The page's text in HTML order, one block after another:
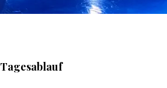
Tagesablauf